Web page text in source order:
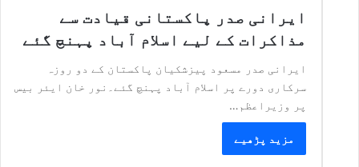
ایرانی صدر پاکستانی قیادت سے
مذاکرات کے لیے اسلام آباد پہنچ گئے
ایرانی صدر مسعود پیزشکیان پاکستان کے دو روزہ
سرکاری دورے پر اسلام آباد پہنچ گئے۔نور خان ایئر بیس
پر وزیراعظم…
مزید پڑھیے